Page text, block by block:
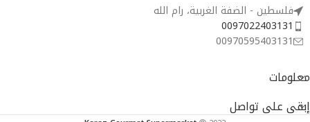
فلسطين - الضفة الغربية، رام الله
0097022403131
00970595403131
معلومات
إبقى على تواصل